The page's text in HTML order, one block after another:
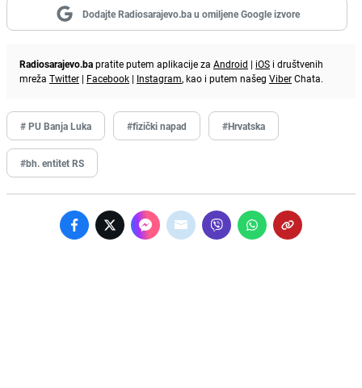
Dodajte Radiosarajevo.ba u omiljene Google izvore
Radiosarajevo.bapratite putem aplikacije za Android | iOS i društvenih
mreža Twitter | Facebook | Instagram, kao i putem našeg ViberChata.
# PU Banja Luka #fizički napad #Hrvatska
#bh. entitet RS